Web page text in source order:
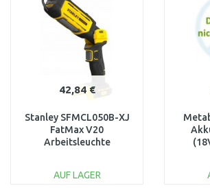
Vergleichen
42,84 €
Stanley SFMCL050B-XJ
FatMax V20
Arbeitsleuchte
AUF LAGER